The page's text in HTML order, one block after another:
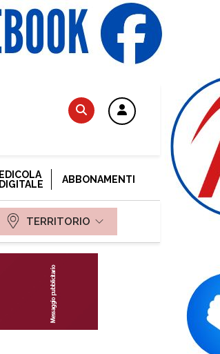
EDICOLA
DIGITALE
ABBONAMENTI
TERRITORIO